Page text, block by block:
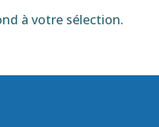
à votre sélection.